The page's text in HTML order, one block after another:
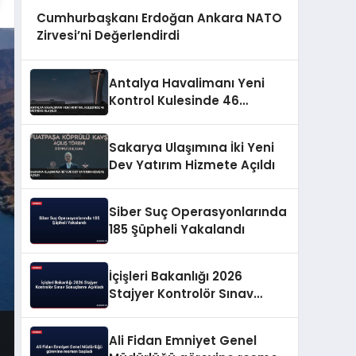
Cumhurbaşkanı Erdoğan Ankara NATO
Zirvesi’ni Değerlendirdi
Antalya Havalimanı Yeni
Kontrol Kulesinde 46
Sakarya Ulaşımına İki Yeni
Dev Yatırım Hizmete Açıldı
Siber Suç Operasyonlarında
185 Şüpheli Yakalandı
İçişleri Bakanlığı 2026
Stajyer Kontrolör Sınav
Ali Fidan Emniyet Genel